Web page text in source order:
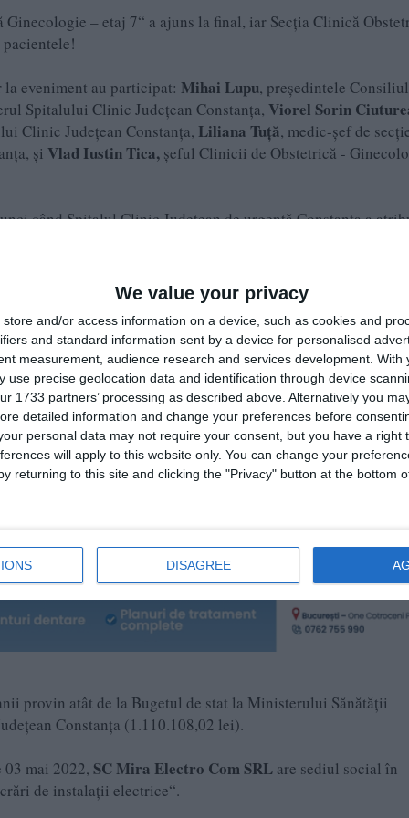
We value your privacy
store and/or access information on a device, such as cookies and
and standard information sent by a device for personalised
measurement, audience research and services development. With
use precise geolocation data and identification through device
1733 partners’ processing as described above. Alternatively you
detailed information and change your preferences before
personal data may not require your consent, but you have a right
will apply to this website only. You can change your
returning to this site and clicking the "Privacy" button at the bottom
DISAGREE
– etaj 7“ a ajuns la final, iar Secția Clinică
eveniment au participat: Mihai Lupu, președintele
Spitalului Clinic Județean Constanța, Viorel Sorin
Clinic Județean Constanța, Liliana Tuță, medic-șef de
și Vlad Iustin Tica, şeful Clinicii de Obstetrică -
când Spitalul Clinic Județean de urgență Constanța a
secției a fost relocată, de la etajul 7, la etajul 9, într-o zonă
de verificări efectuate de Curtea de Conturi. În 2019,
ofertant.
desemnată AsociereaSC Mira Electro Com SRL&SC
& SC Elys Interdecor SRL, iar lucrările au fost demarate în
7 al Spitalului Clinic Județean de Urgență Constanța, ocupă
distribuite în saloane cu 2 până la 5 locuri, toate dotate cu
provin atât de la Bugetul de stat la Ministerului Sănătății
Constanța (1.110.108,02 lei).
mai 2022, SC Mira Electro Com SRL are sediul social în
de instalaţii electrice“.